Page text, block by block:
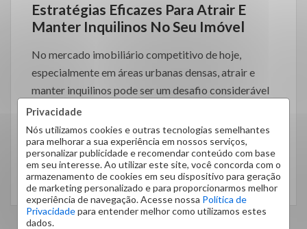
Privacidade
Nós utilizamos cookies e outras tecnologias semelhantes
para melhorar a sua experiência em nossos serviços,
personalizar publicidade e recomendar conteúdo com base
em seu interesse. Ao utilizar este site, você concorda com o
armazenamento de cookies em seu dispositivo para geração
de marketing personalizado e para proporcionarmos melhor
experiência de navegação. Acesse nossa Política de
Privacidadepara entender melhor como utilizamos estes
dados.
Estratégias Eficazes Para Atrair E
Manter Inquilinos No Seu Imóvel
No mercado imobiliário competitivo de hoje,
especialmente em áreas urbanas densas, atrair e
manter inquilinos pode ser um desafio considerável
[…]
LEIA MAIS